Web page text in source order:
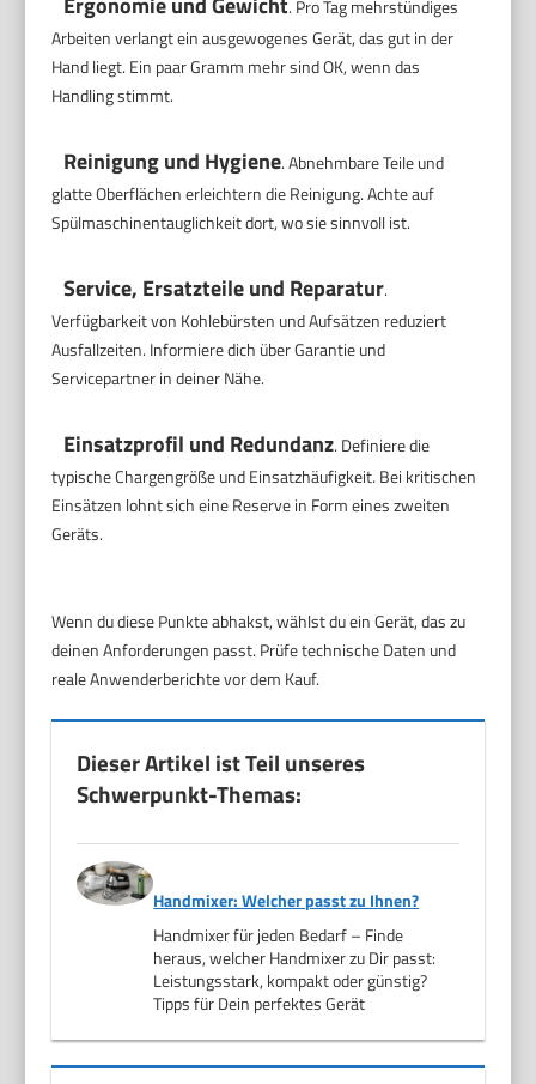
. Pro Tag mehrstündiges
Arbeiten verlangt ein ausgewogenes Gerät, das gut in der
Hand liegt. Ein paar Gramm mehr sind OK, wenn das
Handling stimmt.
Reinigung und Hygiene. Abnehmbare Teile und
glatte Oberflächen erleichtern die Reinigung. Achte auf
Spülmaschinentauglichkeit dort, wo sie sinnvoll ist.
Service, Ersatzteile und Reparatur.
Verfügbarkeit von Kohlebürsten und Aufsätzen reduziert
Ausfallzeiten. Informiere dich über Garantie und
Servicepartner in deiner Nähe.
Einsatzprofil und Redundanz. Definiere die
typische Chargengröße und Einsatzhäufigkeit. Bei kritischen
Einsätzen lohnt sich eine Reserve in Form eines zweiten
Geräts.
Wenn du diese Punkte abhakst, wählst du ein Gerät, das zu
deinen Anforderungen passt. Prüfe technische Daten und
reale Anwenderberichte vor dem Kauf.
Dieser Artikel ist Teil unseres
Schwerpunkt-Themas:
Handmixer: Welcher passt zu Ihnen?
Handmixer für jeden Bedarf – Finde
heraus, welcher Handmixer zu Dir passt:
Leistungsstark, kompakt oder günstig?
Tipps für Dein perfektes Gerät